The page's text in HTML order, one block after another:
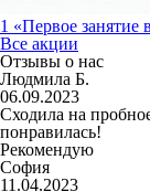
1 «Первое занятие
Все акции
Отзывы о нас
Людмила Б.
06.09.2023
Сходила на
понравилась!
Рекомендую
София
11.04.2023